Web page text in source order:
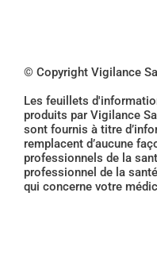
© Copyright Vigilance
Les feuillets
produits par Vigilance
sont fournis à titre
remplacent d’aucune
professionnels de la
professionnel de la
qui concerne votre